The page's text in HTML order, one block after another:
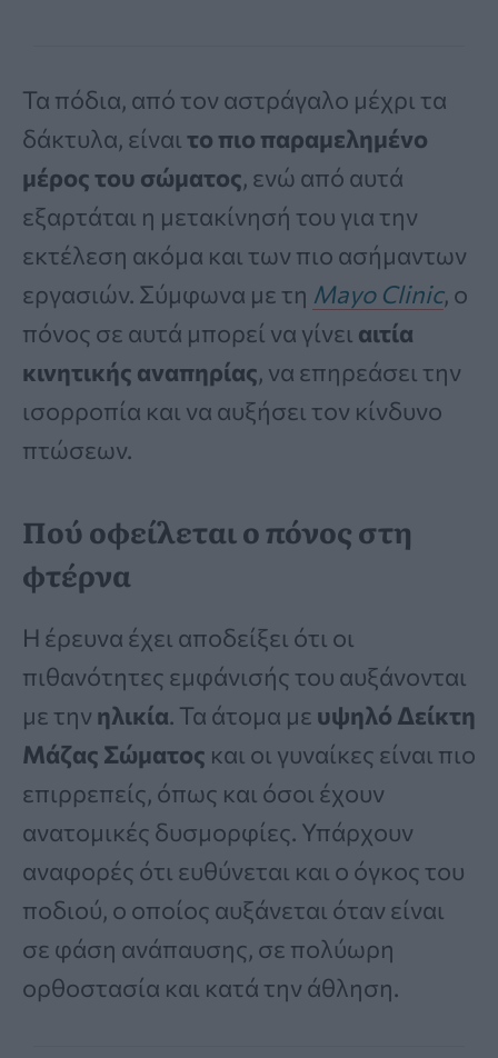
Τα πόδια, από τον αστράγαλο μέχρι τα
δάκτυλα, είναιτο πιο παραμελημένο
μέρος του σώματος, ενώ από αυτά
εξαρτάται η μετακίνησή του για την
εκτέλεση ακόμα και των πιο ασήμαντων
εργασιών. Σύμφωνα με τη Mayo Clinic, ο
πόνος σε αυτά μπορεί να γίνει αιτία
κινητικής αναπηρίας, να επηρεάσει την
ισορροπία και να αυξήσει τον κίνδυνο
πτώσεων.
Πού οφείλεται ο πόνος στη
φτέρνα
Η έρευνα έχει αποδείξει ότι οι
πιθανότητες εμφάνισής του αυξάνονται
με την ηλικία. Τα άτομα με υψηλό Δείκτη
Μάζας Σώματος και οι γυναίκες είναι πιο
επιρρεπείς, όπως και όσοι έχουν
ανατομικές δυσμορφίες. Υπάρχουν
αναφορές ότι ευθύνεται και ο όγκος του
ποδιού, ο οποίος αυξάνεται όταν είναι
σε φάση ανάπαυσης, σε πολύωρη
ορθοστασία και κατά την άθληση.